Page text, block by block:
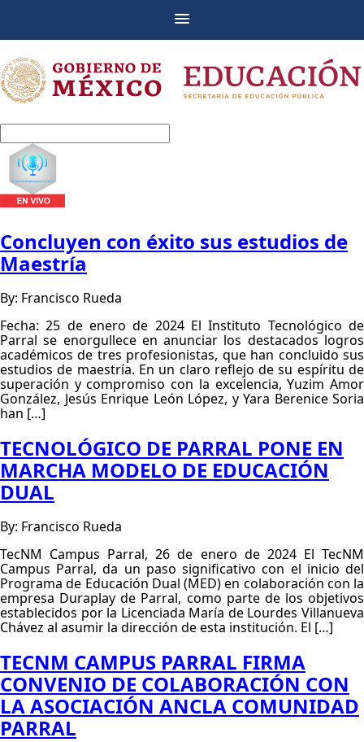
Concluyen con éxito sus estudios de
Maestría
By: Francisco Rueda
Fecha: 25 de enero de 2024 El Instituto Tecnológico de
Parral se enorgullece en anunciar los destacados logros
académicos de tres profesionistas, que han concluido sus
estudios de maestría. En un claro reflejo de su espíritu de
superación y compromiso con la excelencia, Yuzim Amor
González, Jesús Enrique León López, y Yara Berenice Soria
han […]
TECNOLÓGICO DE PARRAL PONE EN
MARCHA MODELO DE EDUCACIÓN
DUAL
By: Francisco Rueda
TecNM Campus Parral, 26 de enero de 2024 El TecNM
Campus Parral, da un paso significativo con el inicio del
Programa de Educación Dual (MED) en colaboración con la
empresa Duraplay de Parral, como parte de los objetivos
establecidos por la Licenciada María de Lourdes Villanueva
Chávez al asumir la dirección de esta institución. El […]
TECNM CAMPUS PARRAL FIRMA
CONVENIO DE COLABORACIÓN CON
LA ASOCIACIÓN ANCLA COMUNIDAD
PARRAL